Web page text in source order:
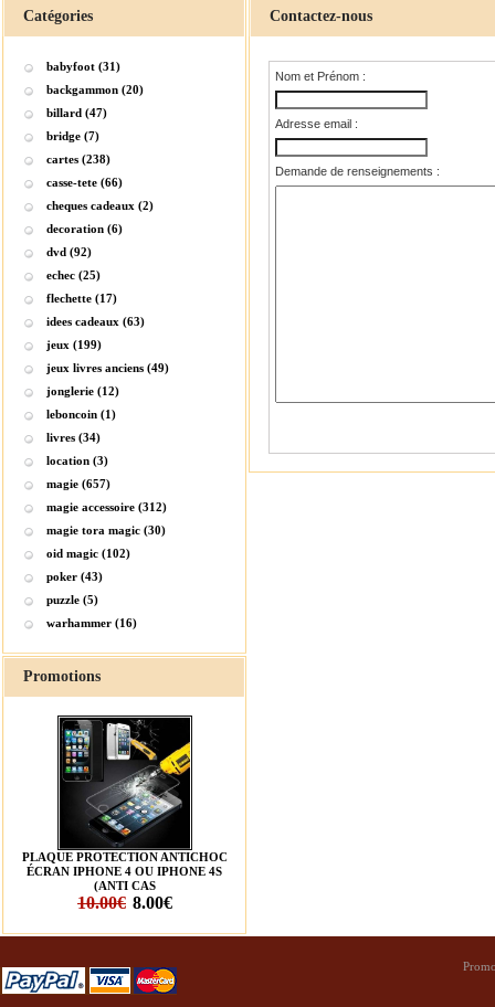
Catégories
babyfoot (31)
backgammon (20)
billard (47)
bridge (7)
cartes (238)
casse-tete (66)
cheques cadeaux (2)
decoration (6)
dvd (92)
echec (25)
flechette (17)
idees cadeaux (63)
jeux (199)
jeux livres anciens (49)
jonglerie (12)
leboncoin (1)
livres (34)
location (3)
magie (657)
magie accessoire (312)
magie tora magic (30)
oid magic (102)
poker (43)
puzzle (5)
warhammer (16)
Promotions
PLAQUE PROTECTION ANTICHOC
ÉCRAN IPHONE 4 OU IPHONE 4S
(ANTI CAS
10.00€ 8.00€
Contactez-nous
Nom et Prénom :
Adresse email :
Demande de renseignements :